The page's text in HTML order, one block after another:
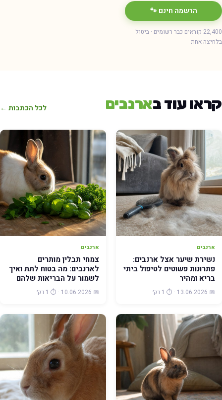
הרשמה חינם 🐾
22,400 קוראים כבר רשומים · ביטול
אחת
עוד בארנבים לכל הכתבות ←
ארנבים
נשירת שיער אצל ארנבים:
פתרונות פשוטים לטיפול ביתי
בריא ומהיר
📅 13.06.2026 · ⏱️ 1 דק׳
ארנבים
צמחי תבלין מותרים
לארנבים: מה בטוח לתת ואיך
לשמור על הבריאות שלהם
📅 10.06.2026 · ⏱️ 1 דק׳